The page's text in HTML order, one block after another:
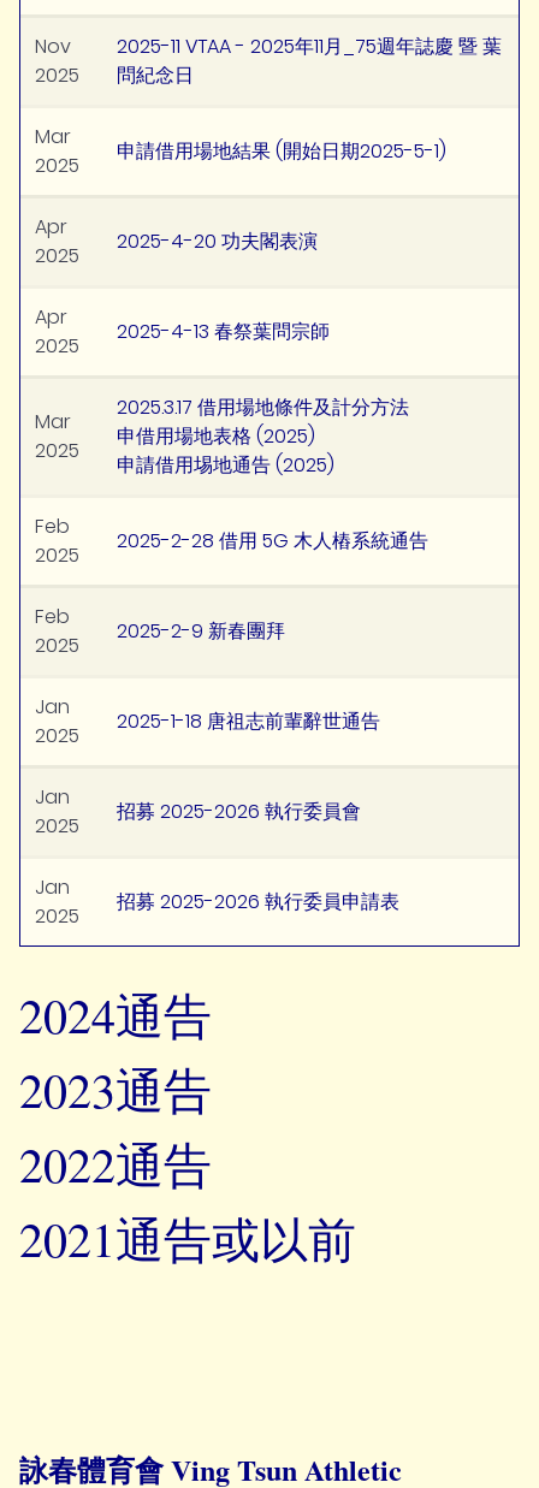
Nov
2025
2025-11 VTAA - 2025年11月_75週年誌慶 暨 葉
問紀念日
Mar
2025
申請借用場地結果 (開始日期2025-5-1)
Apr
2025
2025-4-20 功夫閣表演
Apr
2025
2025-4-13 春祭葉問宗師
Mar
2025
2025.3.17 借用場地條件及計分方法
申借用場地表格 (2025)
申請借用埸地通告 (2025)
Feb
2025
2025-2-28 借用 5G 木人樁系統通告
Feb
2025
2025-2-9 新春團拜
Jan
2025
2025-1-18 唐祖志前輩辭世通告
Jan
2025
招募 2025-2026 執行委員會
Jan
2025
招募 2025-2026 執行委員申請表
2024通告
2023通告
2022通告
2021通告或以前
詠春體育會 Ving Tsun Athletic